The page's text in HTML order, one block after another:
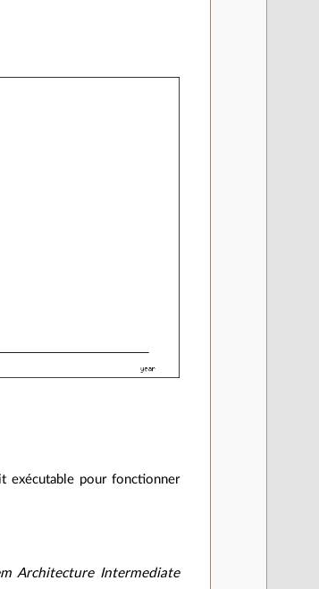
exécutable pour fonctionner
Architecture Intermediate